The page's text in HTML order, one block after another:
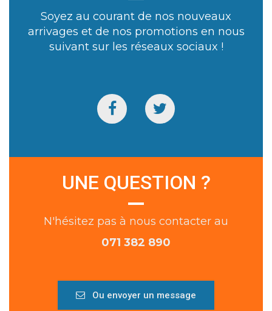
Soyez au courant de nos nouveaux
arrivages et de nos promotions en nous
suivant sur les réseaux sociaux !
UNE QUESTION ?
N'hésitez pas à nous contacter au
071 382 890
Ou envoyer un message